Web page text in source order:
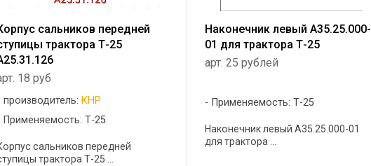
сальников передней
трактора Т-25
18 руб
производитель: КНР
Применяемость: Т-25
сальников передней
трактора Т-25 ...
Наконечник левый А35.25.000-
01 для трактора Т-25
арт. 25 рублей
Применяемость: Т-25
Наконечник левый А35.25.000-01
для трактора ...